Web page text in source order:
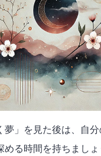
夢」を見た後は、自
る時間を持ちましょ